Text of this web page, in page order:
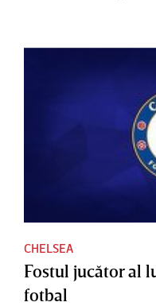
CHELSEA
Fostul jucător al
fotbal